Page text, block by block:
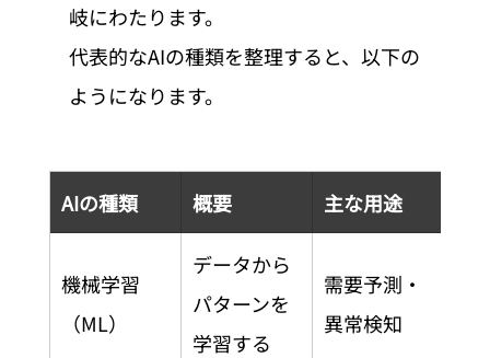
岐にわたります。
代表的なAIの種類を整理すると、以下の
ようになります。
AIの種類 概要 主な用途
機械学習
（ML）
データから
パターンを
学習する
需要予測・
異常検知